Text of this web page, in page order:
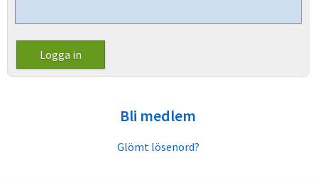
Bli medlem
Glömt lösenord?